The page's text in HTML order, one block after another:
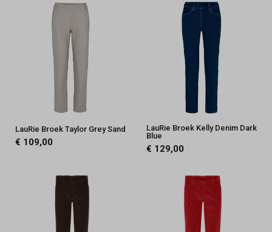
LauRie Broek Taylor Grey Sand
€ 109,00
LauRie Broek Kelly Denim Dark
Blue
€ 129,00